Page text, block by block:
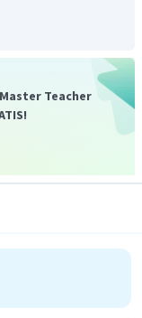
, sehingga
Teacher